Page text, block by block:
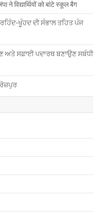
ने विद्यार्थियों को बांटे स्कूल बैग
ਖੂੰਹਦ ਦੀ ਸੰਭਾਲ ਤਹਿਤ ਪੰਜ
ਅਤੇ ਸਫ਼ਾਈ ਪਦਾਰਥ ਬਣਾਉਣ ਸਬੰਧੀ